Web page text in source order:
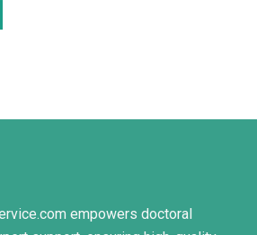
empowers doctoral